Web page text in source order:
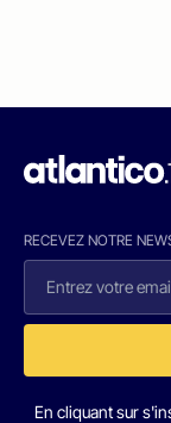
RECEVEZ NOTRE
En cliquant sur